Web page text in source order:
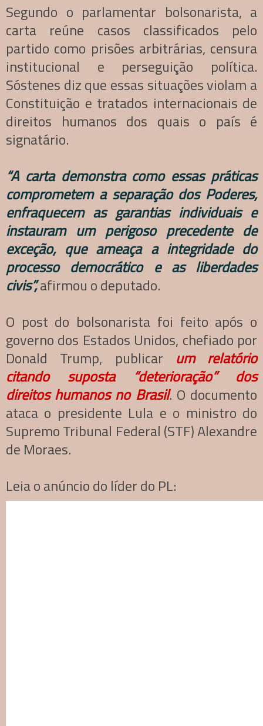
Segundo o parlamentar bolsonarista, a
carta reúne casos classificados pelo
partido como prisões arbitrárias, censura
institucional e perseguição política.
Sóstenes diz que essas situações violam a
Constituição e tratados internacionais de
direitos humanos dos quais o país é
signatário.
“A carta demonstra como essas práticas
comprometem a separação dos Poderes,
enfraquecem as garantias individuais e
instauram um perigoso precedente de
exceção, que ameaça a integridade do
processo democrático e as liberdades
civis”,afirmou o deputado.
O post do bolsonarista foi feito após o
governo dos Estados Unidos, chefiado por
Donald Trump, publicar um relatório
citando suposta “deterioração” dos
direitos humanos no Brasil. O documento
ataca o presidente Lula e o ministro do
Supremo Tribunal Federal (STF) Alexandre
de Moraes.
Leia o anúncio do líder do PL: